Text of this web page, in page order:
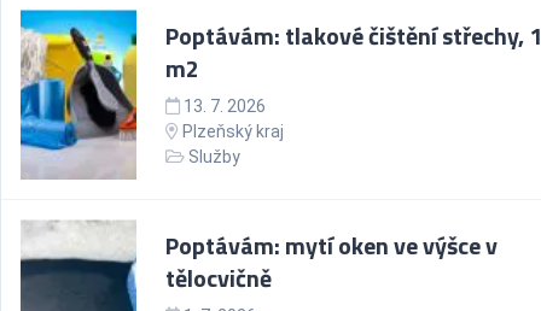
Poptávám: tlakové čištění střechy,
m2
13. 7. 2026
Plzeňský kraj
Služby
Poptávám: mytí oken ve výšce v
tělocvičně